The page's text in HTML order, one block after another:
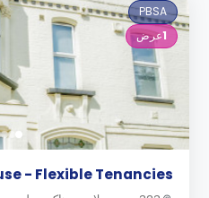
PBSA
1عرض
- Flexible Tenancies